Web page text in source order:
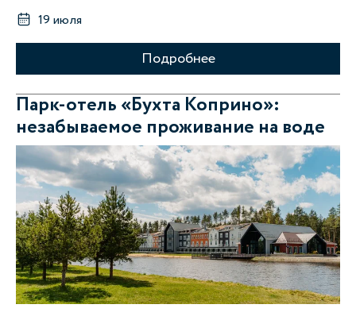
19 июля
Подробнее
Парк-отель «Бухта Коприно»:
незабываемое проживание на воде